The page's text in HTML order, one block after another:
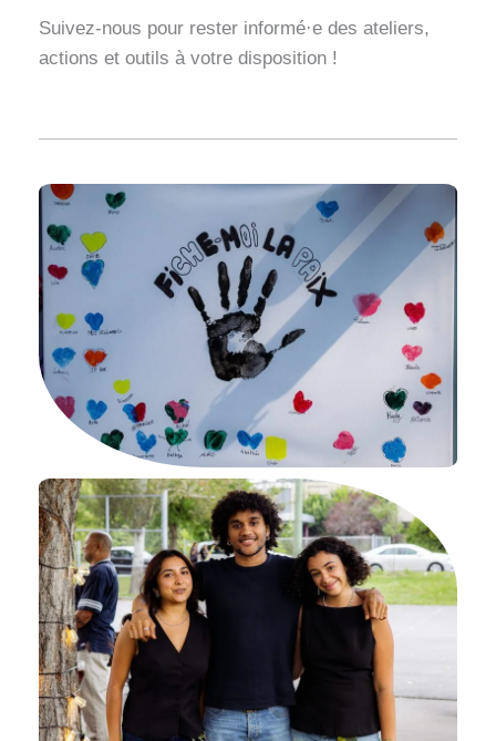
Suivez-nous pour rester informé·e des ateliers,
actions et outils à votre disposition !